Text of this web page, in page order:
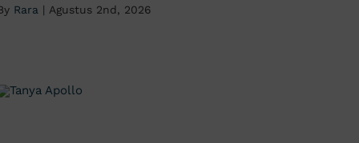
Rara | Agustus 2nd, 2026